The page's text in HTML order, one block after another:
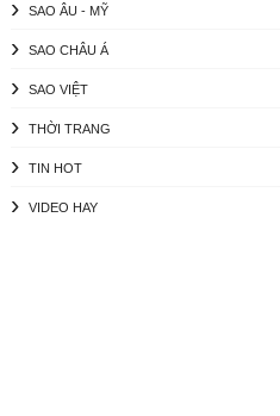
SAO ÂU - MỸ
SAO CHÂU Á
SAO VIỆT
THỜI TRANG
TIN HOT
VIDEO HAY